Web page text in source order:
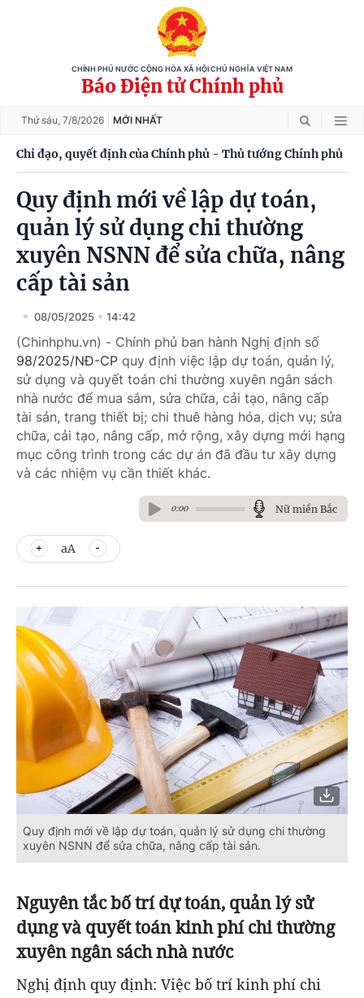
CHÍNH PHỦ NƯỚC CỘNG HÒA XÃ HỘI CHỦ NGHĨA VIỆT NAM
Báo Điện tử Chính phủ
Thứ sáu, 7/8/2026 MỚI NHẤT
Chỉ đạo, quyết định của Chính phủ - Thủ tướng Chính phủ
Quy định mới về lập dự toán,
quản lý sử dụng chi thường
xuyên NSNN để sửa chữa, nâng
cấp tài sản
08/05/2025 14:42
(Chinhphu.vn) - Chính phủ ban hành Nghị định số
98/2025/NĐ-CP quy định việc lập dự toán, quản lý,
sử dụng và quyết toán chi thường xuyên ngân sách
nhà nước để mua sắm, sửa chữa, cải tạo, nâng cấp
tài sản, trang thiết bị; chi thuê hàng hóa, dịch vụ; sửa
chữa, cải tạo, nâng cấp, mở rộng, xây dựng mới hạng
mục công trình trong các dự án đã đầu tư xây dựng
và các nhiệm vụ cần thiết khác.
0:00 Nữ miền Bắc
aA
Quy định mới về lập dự toán, quản lý sử dụng chi thường
xuyên NSNN để sửa chữa, nâng cấp tài sản.
Nguyên tắc bố trí dự toán, quản lý sử
dụng và quyết toán kinh phí chi thường
xuyên ngân sách nhà nước
Nghị định quy định: Việc bố trí kinh phí chi